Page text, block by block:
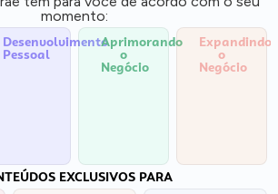
momento:
Desenvolvimento
Pessoal
Aprimorando
o
Negócio
Expandindo
o
Negócio
EXCLUSIVOS PARA